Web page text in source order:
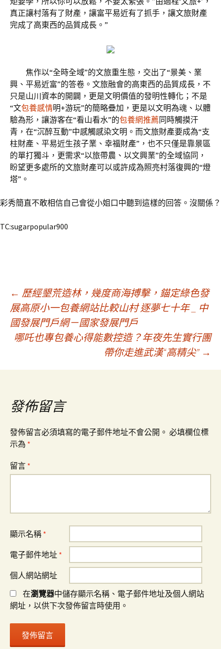
真正讓村落有了財產，讓富平易近有了抓手，讓文旅財產
完成了高東西的品質成長。”
焦作以“全時全域”的文旅重生態，交出了“景美、業
興、平易近富”的答卷。文旅融會的高東西的品質成長，不
只是山川資本的開闢，更是文明價值的發明性轉化；不是
“文包養感情明+游玩”的簡略疊加，更是以文明為魂、以體
驗為形，讓游客在“看山看水”的包養網推薦同時觸摸汗
青，在“沉醉互動”中感觸感染文明。而文旅財產要成為“支
柱財產、平易近生孩子業、幸福財產”，也不只僅是靠景區
的單打獨斗，更需求“以旅帶農、以文興業”的全域協同，
盼望更多處所的文旅財產可以或許成為照亮村落復興的“燈
塔”。
彩秀簡直不敢相信自己會從小姐口中聽到這樣的回答。沒關係？
TC:sugarpopular900
文
章
覽
← 歷經墾荒造林，幾度商海搏擊，錨定綠色發
展高原小一包養網站比較山村 逐夢七十年 _ 中
國發展門戶網－國家發展門戶
哪吒也專包養心得能數控造？年夜先生實行團
帶你走進武漢“高精尖” →
發佈留言
發佈留言必須填寫的電子郵件地址不會公開。 必填欄位標
示為 *
留言 *
顯示名稱 *
電子郵件地址 *
個人網站網址
在瀏覽器中儲存顯示名稱、電子郵件地址及個人網站
網址，以供下次發佈留言時使用。